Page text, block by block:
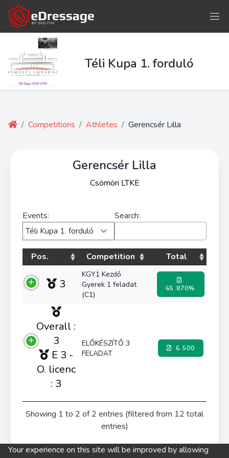
Téli Kupa 1. forduló
/ Competitions / Athletes / Gerencsér Lilla
Gerencsér Lilla
Csömöri LTKE
Events: Search:
Pos. Competition Total
3
KGY1 Kezdő
Gyerek 1 feladat
(C1)
65.870%
Overall :
3
E 3 -
O. licenc
: 3
ELŐKÉSZÍTŐ 3
FELADAT
6.500
Showing 1 to 2 of 2 entries (filtered from 12 total
entries)
Your experience on this site will be improved by allowing